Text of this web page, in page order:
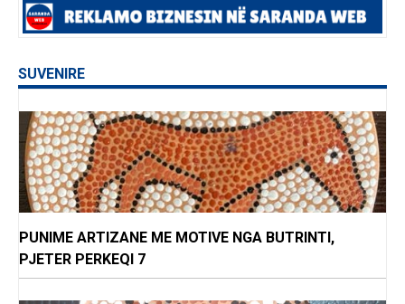
SUVENIRE
PUNIME ARTIZANE ME MOTIVE NGA BUTRINTI,
PJETER PERKEQI 7